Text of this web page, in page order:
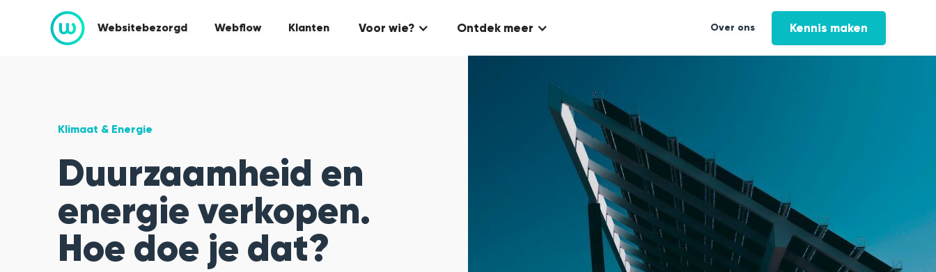
Websitebezorgd Webflow Klanten Voor wie? Ontdek meer Over ons Kennis maken
Klimaat & Energie
Duurzaamheid en
energie verkopen.
Hoe doe je dat?